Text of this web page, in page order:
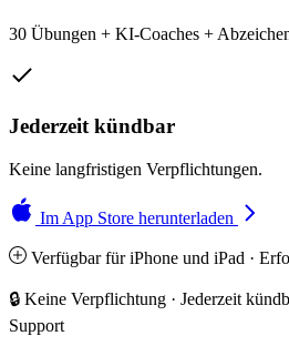
30 Übungen + KI-Coaches +
Jederzeit kündbar
Keine langfristigen Verpflichtungen.
Im App Store herunterladen
Verfügbar für iPhone und iPad ·
🔒 Keine Verpflichtung · Jederzeit
Support